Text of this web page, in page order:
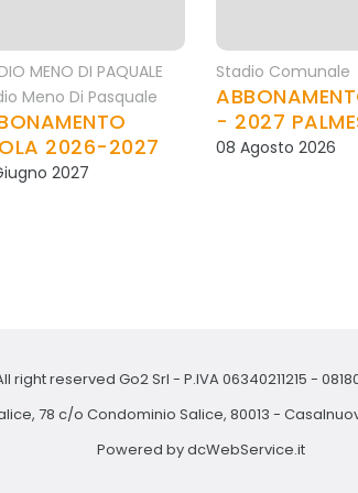
MENO DI PAQUALE
Meno Di Pasquale
2026-2027
2027
Stadio Comunale
- 2027
08 Agosto 2026
right reserved Go2 Srl - P.IVA 06340211215 -
78 c/o Condominio Salice, 80013 -
Powered bydcWebService.it